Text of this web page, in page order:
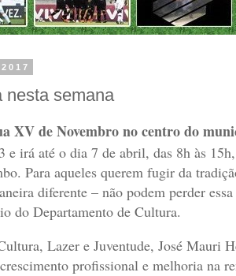
nesta semana
XV de Novembro no centro do
e irá até o dia 7 de abril, das 8h às
Para aqueles querem fugir da
diferente – não podem perder
do Departamento de Cultura.
Lazer e Juventude, José Mauri
profissional e melhoria na